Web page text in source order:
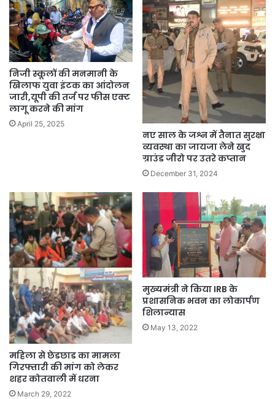
निजी स्कूलों की मनमानी के
खिलाफ युवा इंटक का आंदोलन
जारी,यूपी की तर्ज पर फीस एक्ट
लागू करने की मांग
April 25, 2025
नए साल के जश्न में तैनात सुरक्षा
व्यवस्था का जायजा लेने खुद
ग्राउंड जीरो पर उतरे कप्तान
December 31, 2024
महिला से छेडछाड का मामला
गिरफ्तारी की मांग को लेकर
शहर कोतवाली में धरना
March 29, 2022
मुख्यमंत्री ने किया IRB के
प्रशासनिक भवन का लोकार्पण
शिलान्यास
May 13, 2022